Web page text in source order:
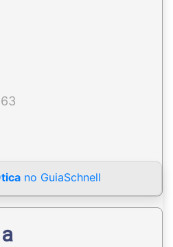
no GuiaSchnell